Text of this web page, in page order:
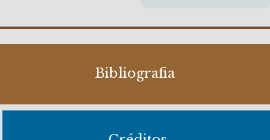
Bibliografia